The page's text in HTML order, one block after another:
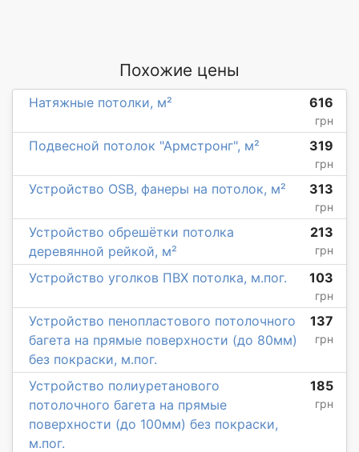
Похожие цены
Натяжные потолки, м² 616
грн
Подвесной потолок "Армстронг", м² 319
грн
Устройство OSB, фанеры на потолок, м² 313
грн
Устройство обрешётки потолка
деревянной рейкой, м²
213
грн
Устройство уголков ПВХ потолка, м.пог. 103
грн
Устройство пенопластового потолочного
багета на прямые поверхности (до 80мм)
без покраски, м.пог.
137
грн
Устройство полиуретанового
потолочного багета на прямые
поверхности (до 100мм) без покраски,
м.пог.
185
грн